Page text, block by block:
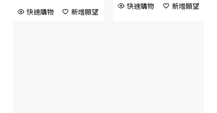
快速購物 新增願望
快速購物 新增願望